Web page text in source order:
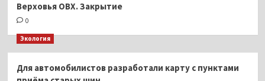
Верховья ОВХ. Закрытие
0
Экология
Для автомобилистов разработали карту с пунктами